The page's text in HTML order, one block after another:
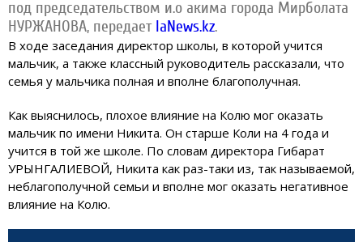
под председательством и.о акима города Мирболата
НУРЖАНОВА, передает IaNews.kz.
В ходе заседания директор школы, в которой учится
мальчик, а также классный руководитель рассказали, что
семья у мальчика полная и вполне благополучная.
Как выяснилось, плохое влияние на Колю мог оказать
мальчик по имени Никита. Он старше Коли на 4 года и
учится в той же школе. По словам директора Гибарат
УРЫНГАЛИЕВОЙ, Никита как раз-таки из, так называемой,
неблагополучной семьи и вполне мог оказать негативное
влияние на Колю.